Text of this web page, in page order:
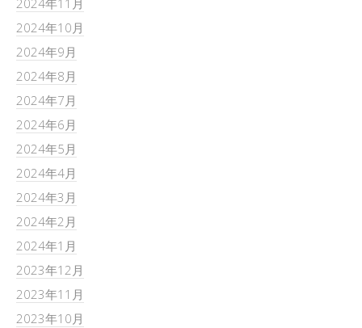
2024年11月
2024年10月
2024年9月
2024年8月
2024年7月
2024年6月
2024年5月
2024年4月
2024年3月
2024年2月
2024年1月
2023年12月
2023年11月
2023年10月